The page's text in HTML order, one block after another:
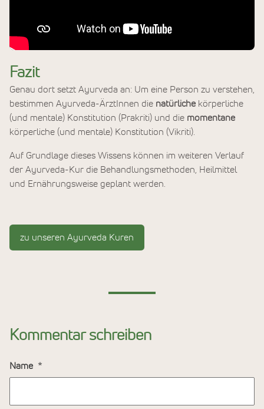
Fazit
Genau dort setzt Ayurveda an: Um eine Person zu verstehen,
bestimmen Ayurveda-ÄrztInnen die natürliche körperliche
(und mentale) Konstitution (Prakriti) und die momentane
körperliche (und mentale) Konstitution (Vikriti).
Auf Grundlage dieses Wissens können im weiteren Verlauf
der Ayurveda-Kur die Behandlungsmethoden, Heilmittel
und Ernährungsweise geplant werden.
zu unseren Ayurveda Kuren
Kommentar schreiben
Name